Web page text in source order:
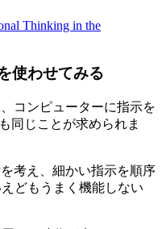
Thinking in the
使わせてみる
コンピューターに指示を
同じことが求められま
考え、細かい指示を順序
どもうまく機能しない